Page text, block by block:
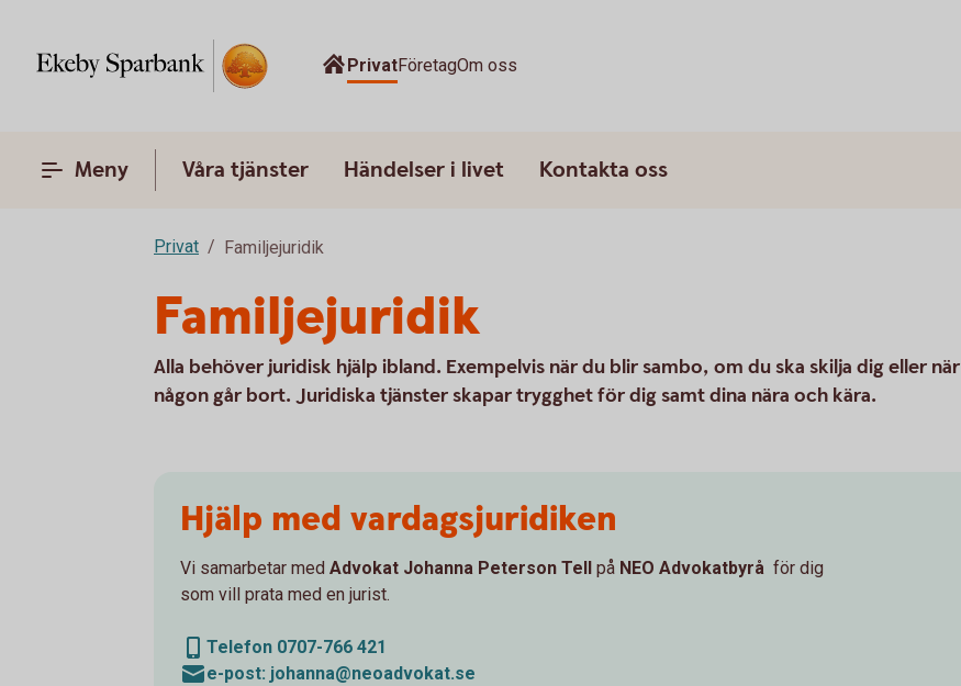
PrivatFöretagOm oss
Meny Våra tjänster Händelser i livet Kontakta oss
Privat Familjejuridik
Familjejuridik
Alla behöver juridisk hjälp ibland. Exempelvis när du blir sambo, om du ska skilja dig eller när
någon går bort. Juridiska tjänster skapar trygghet för dig samt dina nära och kära.
Hjälp med vardagsjuridiken
Vi samarbetar med Advokat Johanna Peterson Tell på NEO Advokatbyrå för dig
som vill prata med en jurist.
Telefon 0707-766 421
e-post: johanna@neoadvokat.se